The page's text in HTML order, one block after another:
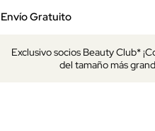
Envío Gratuito
Exclusivo socios Beauty Club*
del tamaño más